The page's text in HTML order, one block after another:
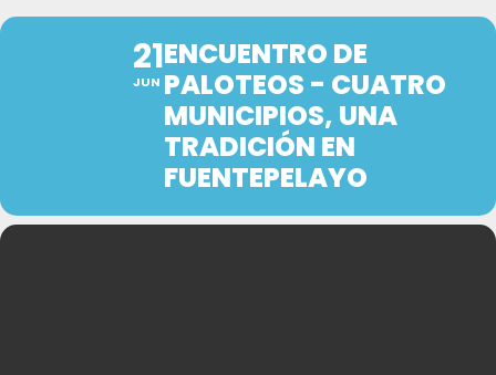
21
JUN
ENCUENTRO DE
PALOTEOS - CUATRO
MUNICIPIOS, UNA
TRADICIÓN EN
FUENTEPELAYO